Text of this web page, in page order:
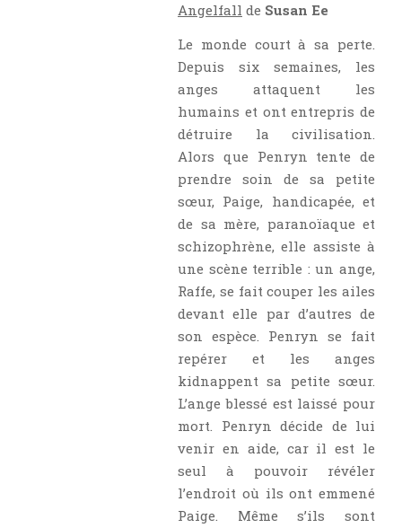
Angelfall de Susan Ee
Le monde court à sa perte.
Depuis six semaines, les
anges attaquent les
humains et ont entrepris de
détruire la civilisation.
Alors que Penryn tente de
prendre soin de sa petite
sœur, Paige, handicapée, et
de sa mère, paranoïaque et
schizophrène, elle assiste à
une scène terrible : un ange,
Raffe, se fait couper les ailes
devant elle par d’autres de
son espèce. Penryn se fait
repérer et les anges
kidnappent sa petite sœur.
L’ange blessé est laissé pour
mort. Penryn décide de lui
venir en aide, car il est le
seul à pouvoir révéler
l’endroit où ils ont emmené
Paige. Même s’ils sont